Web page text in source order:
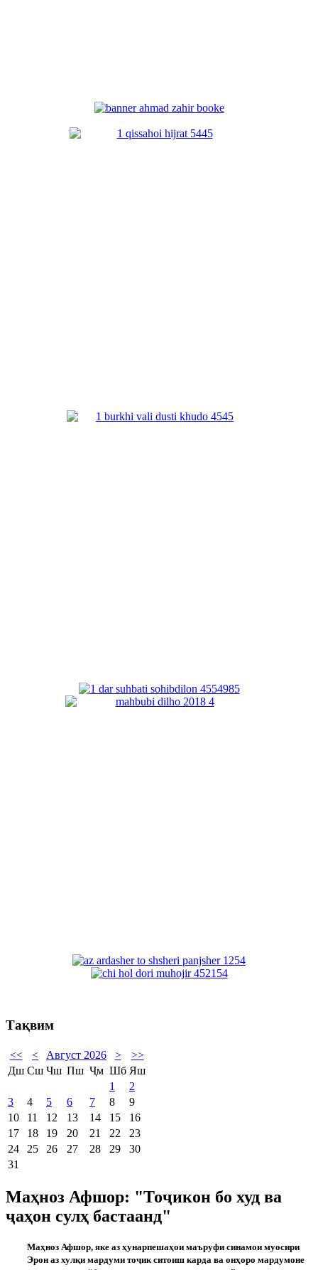
Тақвим
<< < Август 2026 >
>>
Дш Сш Чш Пш Ҷм Шб Яш
1
2
3
4 5 6 7 8
9
10
11 12 13 14 15
16
17
18 19 20 21 22
23
24
25 26 27 28 29
30
31
Маҳноз Афшор: "Тоҷикон бо худ ва
ҷаҳон сулҳ бастаанд"
Маҳноз Афшор, яке аз ҳунарпешаҳои маъруфи синамои муосири
Эрон аз хулқи мардуми тоҷик ситоиш карда ва онҳоро мардумоне